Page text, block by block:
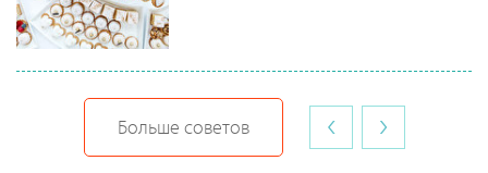
Больше советов ‹ ›